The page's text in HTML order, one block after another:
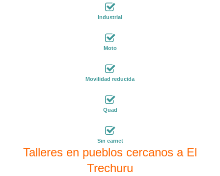
Industrial
Moto
Movilidad reducida
Quad
Sin carnet
Talleres en pueblos cercanos a El
Trechuru